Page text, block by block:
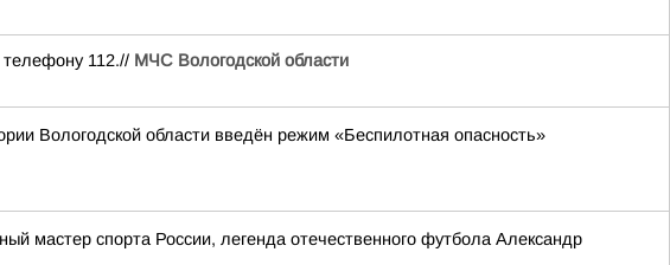
112.// МЧС Вологодской области
Вологодской области введён режим «Беспилотная опасность»
мастер спорта России, легенда отечественного футбола Александр